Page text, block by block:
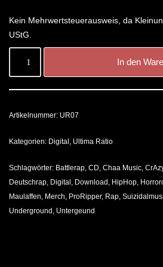
Kein Mehrwertsteuerausweis, da
UStG.
In den
Artikelnummer: UR07
Kategorien: Digital , Ultima Ratio
Schlagwörter: Battlerap, CD, Chaa Music,
Deutschrap, Digital , Download , HipHop,
Maulaffen, Merch, ProRipper, Rap,
Underground , Untergeund